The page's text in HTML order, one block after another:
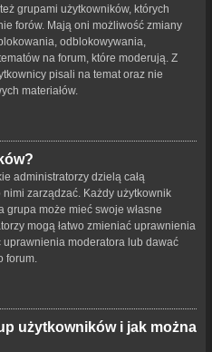
grupami użytkowników, których
forów. Mają oni możliwość zmiany
odblokowywania,
na forum, które moderują. Z
pisali na temat oraz nie
materiałów.
administratorzy dzielą całą
nimi zarządzać. Każdy użytkownik
może mieć swoje własne
mogą łatwo zmieniać uprawnienia
moderatora lub dawać
forum.
użytkowników i jak można